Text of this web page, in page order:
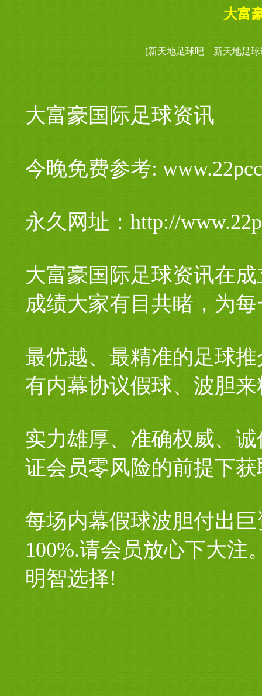
大富
[新天地足球吧－新天地足
大富豪国际足球资讯
今晚免费参考:
永久网址：http://
大富豪国际足球资讯在
成绩大家有目共睹，为
最优越、最精准的足球
有内幕协议假球、波胆
实力雄厚、准确权威、
证会员零风险的前提下
每场内幕假球波胆付出
100%.请会员放心下大注
明智选择!